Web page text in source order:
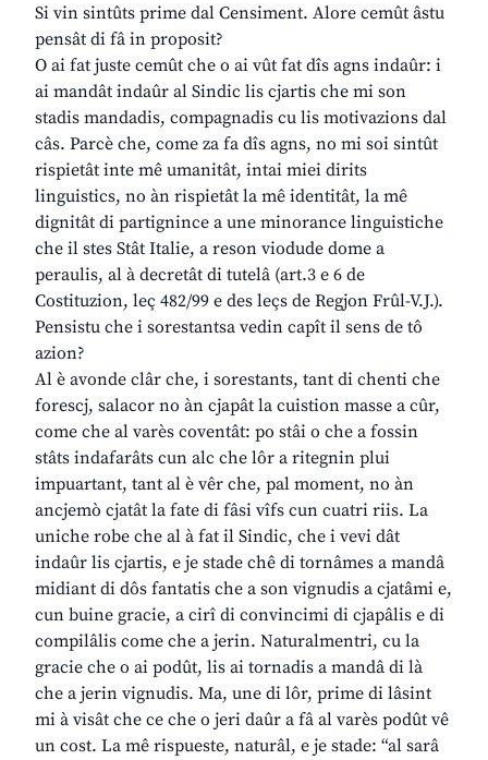
Si vin sintûts prime dal Censiment. Alore cemût âstu
pensât di fâ in proposit?
O ai fat juste cemût che o ai vût fat dîs agns indaûr: i
ai mandât indaûr al Sindic lis cjartis che mi son
stadis mandadis, compagnadis cu lis motivazions dal
câs. Parcè che, come za fa dîs agns, no mi soi sintût
rispietât inte mê umanitât, intai miei dirits
linguistics, no àn rispietât la mê identitât, la mê
dignitât di partignince a une minorance linguistiche
che il stes Stât Italie, a reson viodude dome a
peraulis, al à decretât di tutelâ (art.3 e 6 de
Costituzion, leç 482/99 e des leçs de Regjon Frûl-V.J.).
Pensistu che i sorestantsa vedin capît il sens de tô
azion?
Al è avonde clâr che, i sorestants, tant di chenti che
forescj, salacor no àn cjapât la cuistion masse a cûr,
come che al varès coventât: po stâi o che a fossin
stâts indafarâts cun alc che lôr a ritegnin plui
impuartant, tant al è vêr che, pal moment, no àn
ancjemò cjatât la fate di fâsi vîfs cun cuatri riis. La
uniche robe che al à fat il Sindic, che i vevi dât
indaûr lis cjartis, e je stade chê di tornâmes a mandâ
midiant di dôs fantatis che a son vignudis a cjatâmi e,
cun buine gracie, a cirî di convincimi di cjapâlis e di
compilâlis come che a jerin. Naturalmentri, cu la
gracie che o ai podût, lis ai tornadis a mandâ di là
che a jerin vignudis. Ma, une di lôr, prime di lâsint
mi à visât che ce che o jeri daûr a fâ al varès podût vê
un cost. La mê rispueste, naturâl, e je stade: “al sarâ